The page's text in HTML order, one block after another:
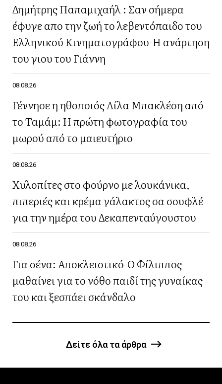
Δημήτρης Παπαμιχαήλ : Σαν σήμερα
έφυγε απο την ζωή το λεβεντόπαιδο του
Ελληνικού Κινηματογράφου-Η ανάρτηση
του γιου του Γιάννη
08.08.26
Γέννησε η ηθοποιός Λίλα Μπακλέση από
το Ταμάμ: Η πρώτη φωτογραφία του
μωρού από το μαιευτήριο
08.08.26
Χυλοπίτες στο φούρνο με λουκάνικα,
πιπεριές και κρέμα γάλακτος σα σουφλέ
για την ημέρα του Δεκαπενταύγουστου
08.08.26
Για σένα: Αποκλειστικό-Ο Φίλιππος
μαθαίνει για το νόθο παιδί της γυναίκας
του και ξεσπάει σκάνδαλο
Δείτε όλα τα άρθρα